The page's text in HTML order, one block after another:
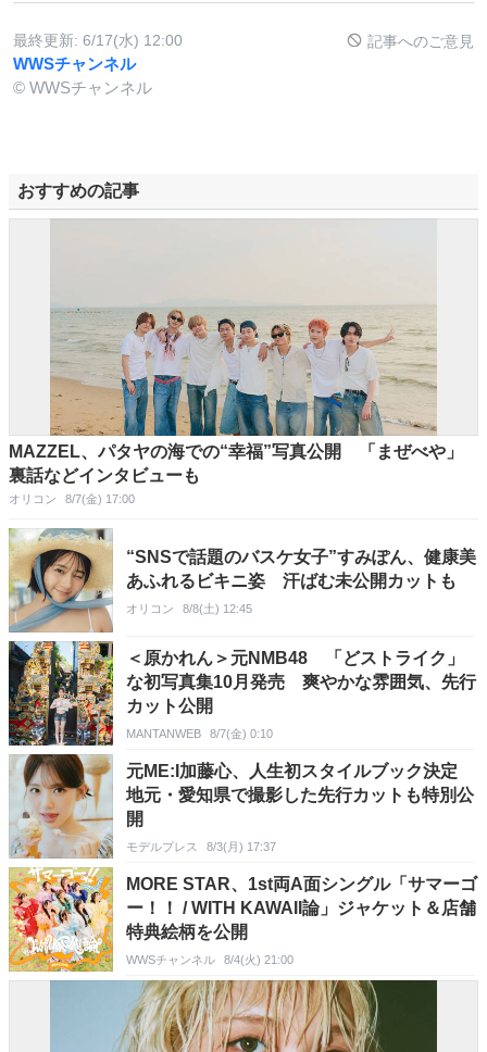
最終更新: 6/17(水) 12:00 記事へのご意見
WWSチャンネル
© WWSチャンネル
おすすめの記事
MAZZEL、パタヤの海での“幸福”写真公開 「まぜべや」
裏話などインタビューも
オリコン 8/7(金) 17:00
“SNSで話題のバスケ女子”すみぽん、健康美
あふれるビキニ姿 汗ばむ未公開カットも
オリコン 8/8(土) 12:45
＜原かれん＞元NMB48 「どストライク」
な初写真集10月発売 爽やかな雰囲気、先行
カット公開
MANTANWEB 8/7(金) 0:10
元ME:I加藤心、人生初スタイルブック決定
地元・愛知県で撮影した先行カットも特別公
開
モデルプレス 8/3(月) 17:37
MORE STAR、1st両A面シングル「サマーゴ
ー！！ / WITH KAWAII論」ジャケット＆店舗
特典絵柄を公開
WWSチャンネル 8/4(火) 21:00